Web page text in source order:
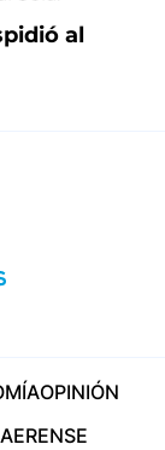
al
OPINIÓN